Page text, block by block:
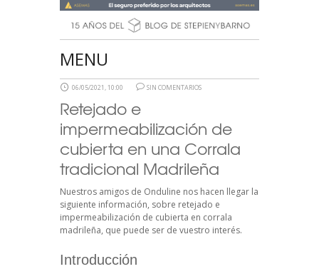
MENU
06/05/2021, 10:00 SIN COMENTARIOS
Retejado e
impermeabilización de
cubierta en una Corrala
tradicional Madrileña
Nuestros amigos de Onduline nos hacen llegar la
siguiente información, sobre retejado e
impermeabilización de cubierta en corrala
madrileña, que puede ser de vuestro interés.
Introducción